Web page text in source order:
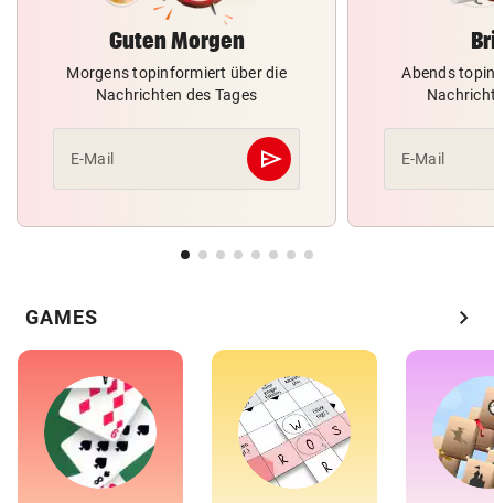
Guten Morgen
Morgens topinformiert über die
Nachrichten des Tages
E-Mail send
Abschicken
Abends
E-Mail
GAMES chevron_right